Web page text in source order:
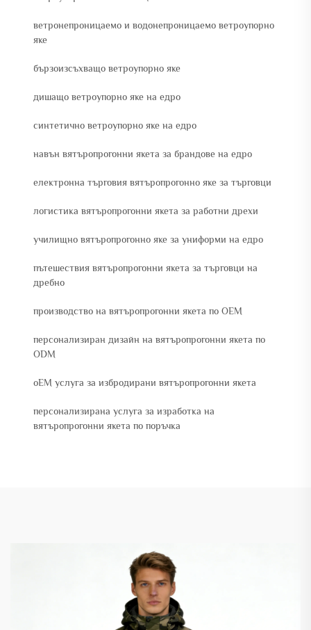
ветронепроницаемо и водонепроницаемо ветроупорно
яке
бързоизсъхващо ветроупорно яке
дишащо ветроупорно яке на едро
синтетично ветроупорно яке на едро
навън вятъропрогонни якета за брандове на едро
електронна търговия вятъропрогонно яке за търговци
логистика вятъропрогонни якета за работни дрехи
училищно вятъропрогонно яке за униформи на едро
пътешествия вятъропрогонни якета за търговци на
дребно
производство на вятъропрогонни якета по OEM
персонализиран дизайн на вятъропрогонни якета по
ODM
oEM услуга за избродирани вятъропрогонни якета
персонализирана услуга за изработка на
вятъропрогонни якета по поръчка